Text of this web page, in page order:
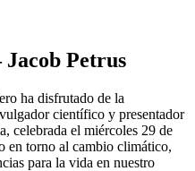
Petrus
ha disfrutado de la
científico y presentador
celebrada el miércoles 29 de
en torno al cambio climático,
para la vida en nuestro